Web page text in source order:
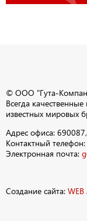
© ООО "Гута-
Всегда
известных мировых
Адрес офиса:
Контактный телефон:
Электронная почта:
Создание сайта: WEB